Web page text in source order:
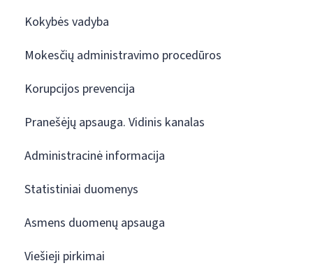
Kokybės vadyba
Mokesčių administravimo procedūros
Korupcijos prevencija
Pranešėjų apsauga. Vidinis kanalas
Administracinė informacija
Statistiniai duomenys
Asmens duomenų apsauga
Viešieji pirkimai